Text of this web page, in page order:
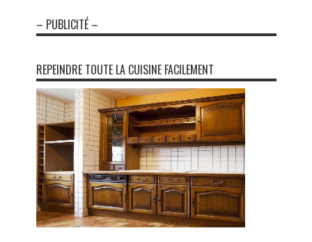
– PUBLICITÉ –
REPEINDRE TOUTE LA CUISINE FACILEMENT